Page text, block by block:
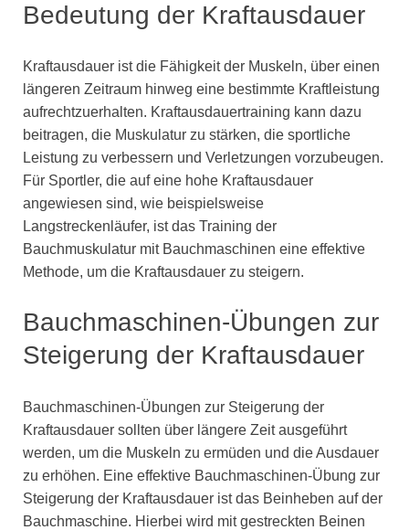
Bedeutung der Kraftausdauer
Kraftausdauer ist die Fähigkeit der Muskeln, über einen
längeren Zeitraum hinweg eine bestimmte Kraftleistung
aufrechtzuerhalten. Kraftausdauertraining kann dazu
beitragen, die Muskulatur zu stärken, die sportliche
Leistung zu verbessern und Verletzungen vorzubeugen.
Für Sportler, die auf eine hohe Kraftausdauer
angewiesen sind, wie beispielsweise
Langstreckenläufer, ist das Training der
Bauchmuskulatur mit Bauchmaschinen eine effektive
Methode, um die Kraftausdauer zu steigern.
Bauchmaschinen-Übungen zur
Steigerung der Kraftausdauer
Bauchmaschinen-Übungen zur Steigerung der
Kraftausdauer sollten über längere Zeit ausgeführt
werden, um die Muskeln zu ermüden und die Ausdauer
zu erhöhen. Eine effektive Bauchmaschinen-Übung zur
Steigerung der Kraftausdauer ist das Beinheben auf der
Bauchmaschine. Hierbei wird mit gestreckten Beinen